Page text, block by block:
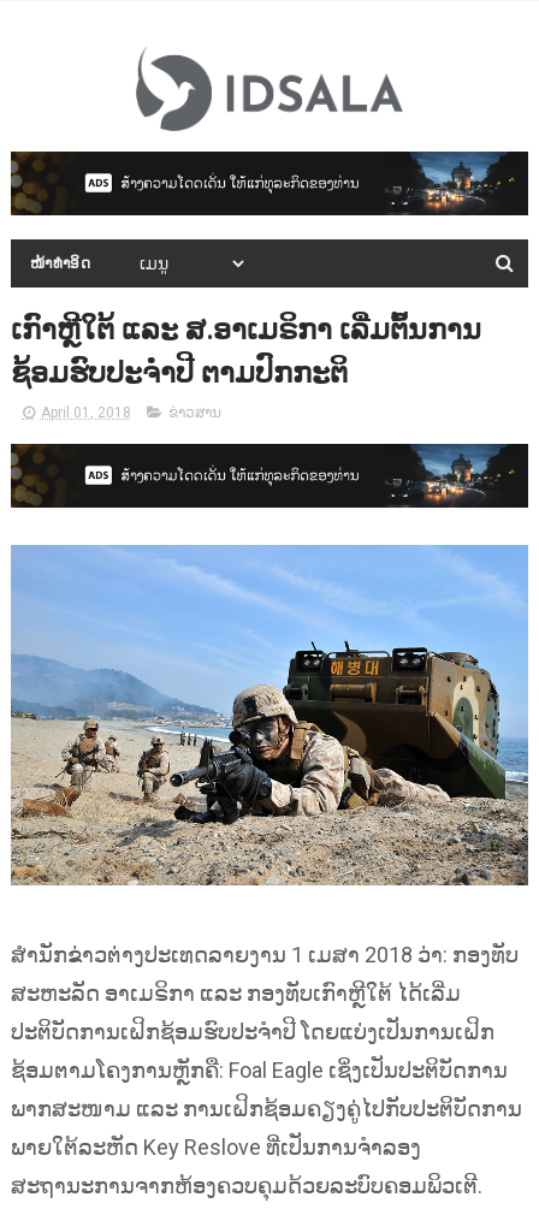
ໜ້າທຳອິດ
ເກົາຫຼີໃຕ້ ແລະ ສ.ອາເມຣິກາ ເລີ່ມຕົ້ນການ
ຊ້ອມຮົບປະຈຳປີ ຕາມປົກກະຕິ
April 01, 2018 ຂ່າວສານ
ສຳນັກຂ່າວຕ່າງປະເທດລາຍງານ 1​ ເມສາ 2018 ວ່າ: ກອງທັບ
ສະຫະລັດ ອາເມຣິກາ ແລະ ກອງທັບເກົາຫຼີໃຕ້ ໄດ້ເລີ່ມ
ປະຕິບັດການເຝິກຊ້ອມຮົບປະຈຳປີ ໂດຍແບ່ງເປັນການເຝິກ
ຊ້ອມຕາມໂຄງການຫຼັກຄື: Foal Eagle ເຊິ່ງເປັນປະຕິບັດການ
ພາກສະໜາມ ແລະ ການເຝິກຊ້ອມຄຽງຄູ່ໄປກັບປະຕິບັດການ
ພາຍໃຕ້ລະຫັດ Key Reslove ທີ່ເປັນການຈຳລອງ
ສະຖານະການຈາກຫ້ອງຄວບຄຸມດ້ວຍລະບົບຄອມພິວເຕີ.